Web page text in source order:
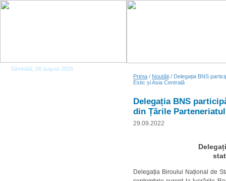
Sâmbătă, 08 august 2026
Prima / Noutăţi / Delegația BNS
Estic și Asia Centrală
Delegația BNS
din Țările
29.09.2022
Delegația Biroului Național de